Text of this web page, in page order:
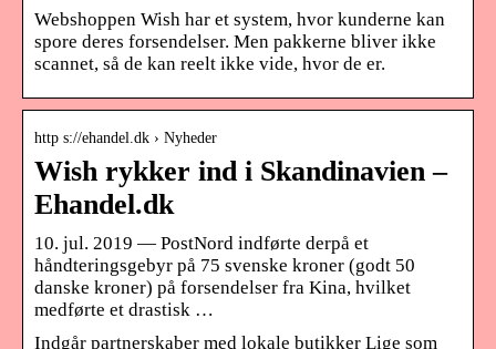
Webshoppen Wish har et system, hvor kunderne kan
spore deres forsendelser. Men pakkerne bliver ikke
scannet, så de kan reelt ikke vide, hvor de er.
http s://ehandel.dk › Nyheder
Wish rykker ind i Skandinavien –
Ehandel.dk
10. jul. 2019 — PostNord indførte derpå et
håndteringsgebyr på 75 svenske kroner (godt 50
danske kroner) på forsendelser fra Kina, hvilket
medførte et drastisk …
Indgår partnerskaber med lokale butikker Lige som